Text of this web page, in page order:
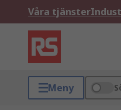
Våra tjänster
Meny